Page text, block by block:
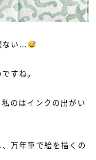
ない…
すね。
のはインクの出がい
万年筆で絵を描くの